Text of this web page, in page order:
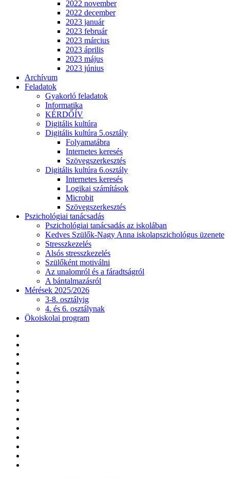
2022 november
2022 december
2023 január
2023 február
2023 március
2023 április
2023 május
2023 június
Archívum
Feladatok
Gyakorló feladatok
Informatika
KÉRDŐÍV
Digitális kultúra
Digitális kultúra 5.osztály
Folyamatábra
Internetes keresés
Szövegszerkesztés
Digitális kultúra 6.osztály
Internetes keresés
Logikai számítások
Microbit
Szövegszerkesztés
Pszichológiai tanácsadás
Pszichológiai tanácsadás az iskolában
Kedves Szülők-Nagy Anna iskolapszichológus üzenete
Stresszkezelés
Alsós stresszkezelés
Szülőként motiválni
Az unalomról és a fáradtságról
A bántalmazásról
Mérések 2025/2026
3-8. osztályig
4. és 6. osztálynak
Ökoiskolai program